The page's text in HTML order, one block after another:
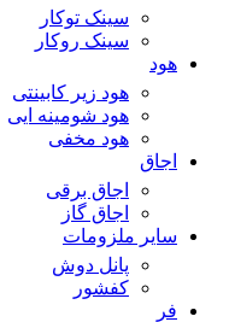
سینک توکار
سینک روکار
هود
هود زیر كابینتی
هود شومینه ایی
هود مخفى
اجاق
اجاق برقى
اجاق گاز
سایر ملزومات
پانل دوش
کفشور
فر